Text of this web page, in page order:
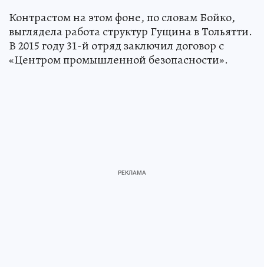
Контрастом на этом фоне, по словам Бойко,
выглядела работа структур Гущина в Тольятти.
В 2015 году 31-й отряд заключил договор с
«Центром промышленной безопасности».